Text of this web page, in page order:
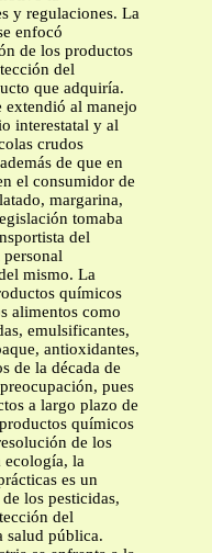
y regulaciones. La
enfocó
de los productos
del
que adquiría.
extendió al manejo
interestatal y al
crudos
de que en
el consumidor de
margarina,
tomaba
del
mismo. La
químicos
alimentos como
emulsificantes,
antioxidantes,
de la década de
pues
a largo plazo de
químicos
de los
ecología, la
es un
los pesticidas,
del
salud pública.